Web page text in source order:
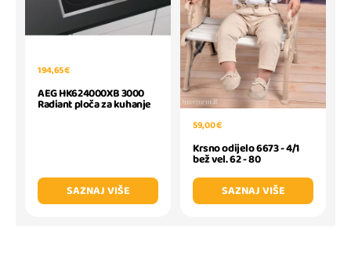
194,65 €
AEG HK624000XB 3000
Radiant ploča za kuhanje
SAZNAJ VIŠE
59,00 €
Krsno odijelo 6673 - 4/1
bež vel. 62 - 80
SAZNAJ VIŠE